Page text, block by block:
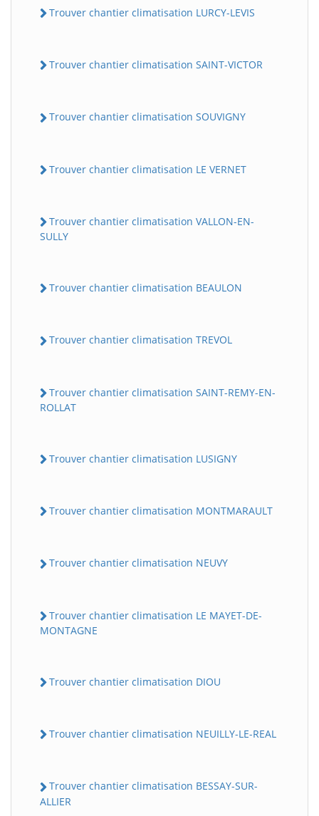
Trouver chantier climatisation LURCY-LEVIS
Trouver chantier climatisation SAINT-VICTOR
Trouver chantier climatisation SOUVIGNY
Trouver chantier climatisation LE VERNET
Trouver chantier climatisation VALLON-EN-
SULLY
Trouver chantier climatisation BEAULON
Trouver chantier climatisation TREVOL
Trouver chantier climatisation SAINT-REMY-EN-
ROLLAT
Trouver chantier climatisation LUSIGNY
Trouver chantier climatisation MONTMARAULT
Trouver chantier climatisation NEUVY
Trouver chantier climatisation LE MAYET-DE-
MONTAGNE
Trouver chantier climatisation DIOU
Trouver chantier climatisation NEUILLY-LE-REAL
Trouver chantier climatisation BESSAY-SUR-
ALLIER